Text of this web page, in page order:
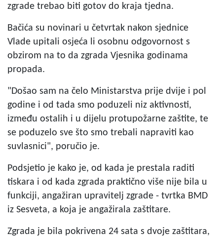
zgrade trebao biti gotov do kraja tjedna.
Bačića su novinari u četvrtak nakon sjednice
Vlade upitali osjeća li osobnu odgovornost s
obzirom na to da zgrada Vjesnika godinama
propada.
"Došao sam na čelo Ministarstva prije dvije i pol
godine i od tada smo poduzeli niz aktivnosti,
između ostalih i u dijelu protupožarne zaštite, te
se poduzelo sve što smo trebali napraviti kao
suvlasnici", poručio je.
Podsjetio je kako je, od kada je prestala raditi
tiskara i od kada zgrada praktično više nije bila u
funkciji, angažiran upravitelj zgrade - tvrtka BMD
iz Sesveta, a koja je angažirala zaštitare.
Zgrada je bila pokrivena 24 sata s dvoje zaštitara,